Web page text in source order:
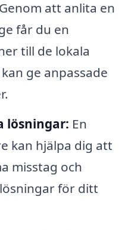
Genom att anlita en
får du en
till de lokala
ge anpassade
lösningar: En
kan hjälpa dig att
misstag och
för ditt